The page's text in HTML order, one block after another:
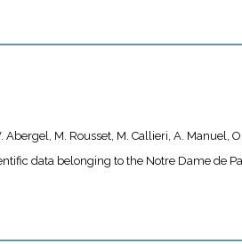
Abergel, M. Rousset, M. Callieri, A.
data belonging to the Notre Dame de